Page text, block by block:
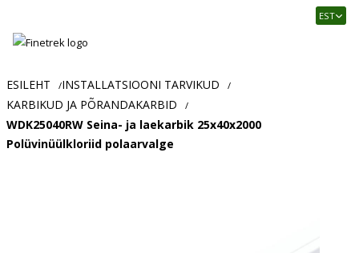
Usaldusväärne
ja
tööstusautomaatika
pood
EST
ESILEHT /INSTALLATSIOONI TARVIKUD /
KARBIKUD JA PÕRANDAKARBID /
WDK25040RW Seina- ja laekarbik 25x40x2000
Polüvinüülkloriid polaarvalge